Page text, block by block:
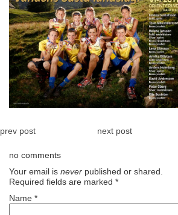
prev post next post
no comments
Your email is never published or shared.
Required fields are marked *
Name *